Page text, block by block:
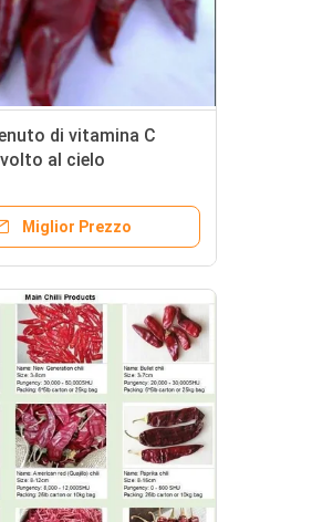
di vitamina C
al cielo
l'industria alimentare e
Miglior Prezzo